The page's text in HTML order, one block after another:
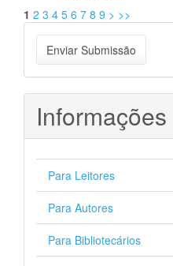
1 2 3 4 5 6 7 8 9 > >>
Enviar
Submissão
Enviar Submissão
Informações
Para Leitores
Para Autores
Para Bibliotecários